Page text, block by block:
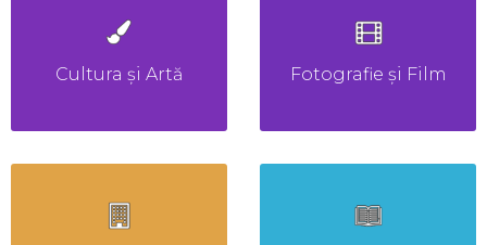
Fotografie și Film
Cultura și Artă